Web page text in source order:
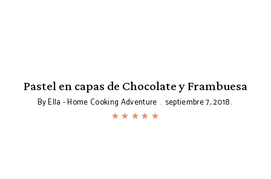
Pastel en capas de Chocolate y Frambuesa
ByElla - Home Cooking Adventure septiembre 7, 2018